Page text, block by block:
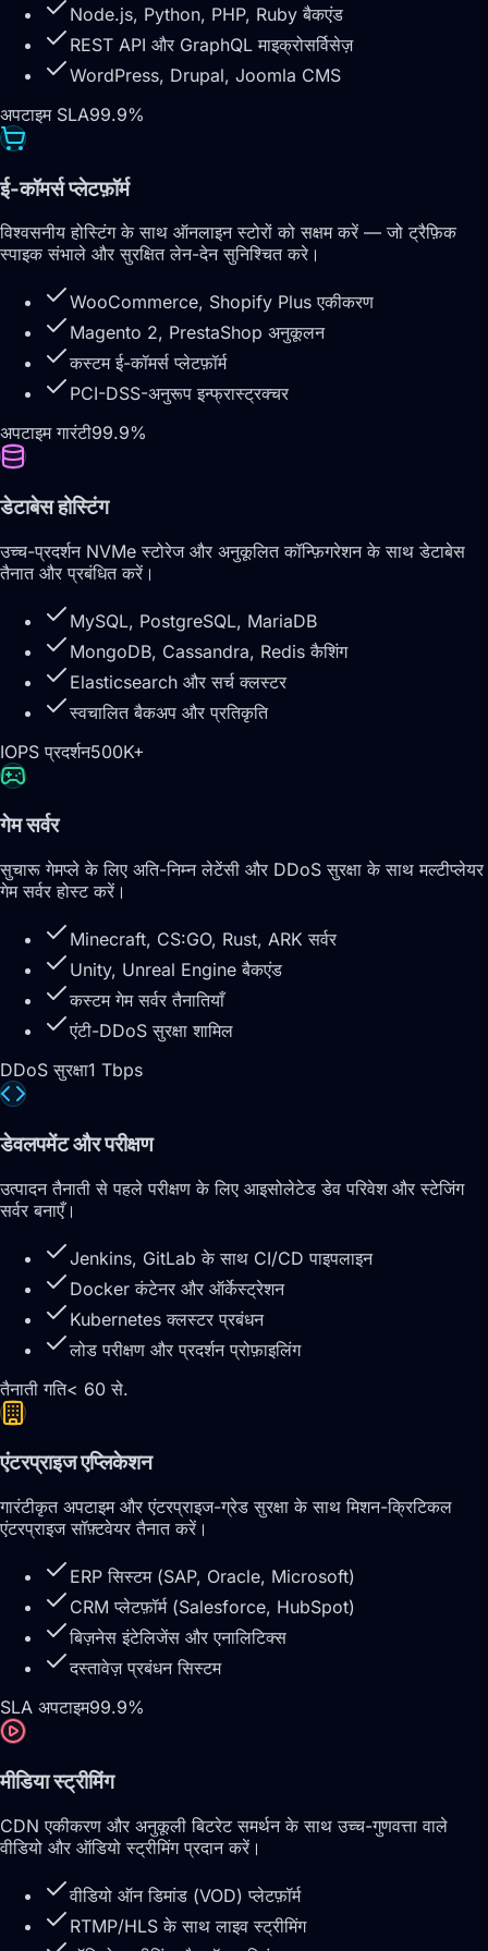
Node.js, Python, PHP, Ruby बैकएंड
REST API और GraphQL माइक्रोसर्विसेज़
WordPress, Drupal, Joomla CMS
अपटाइम SLA99.9%
ई-कॉमर्स प्लेटफ़ॉर्म
विश्वसनीय होस्टिंग के साथ ऑनलाइन स्टोरों को सक्षम करें — जो ट्रैफ़िक
स्पाइक संभाले और सुरक्षित लेन-देन सुनिश्चित करे।
WooCommerce, Shopify Plus एकीकरण
Magento 2, PrestaShop अनुकूलन
कस्टम ई-कॉमर्स प्लेटफ़ॉर्म
PCI-DSS-अनुरूप इन्फ्रास्ट्रक्चर
अपटाइम गारंटी99.9%
डेटाबेस होस्टिंग
उच्च-प्रदर्शन NVMe स्टोरेज और अनुकूलित कॉन्फ़िगरेशन के साथ डेटाबेस
तैनात और प्रबंधित करें।
MySQL, PostgreSQL, MariaDB
MongoDB, Cassandra, Redis कैशिंग
Elasticsearch और सर्च क्लस्टर
स्वचालित बैकअप और प्रतिकृति
IOPS प्रदर्शन500K+
गेम सर्वर
सुचारू गेमप्ले के लिए अति-निम्न लेटेंसी और DDoS सुरक्षा के साथ मल्टीप्लेयर
गेम सर्वर होस्ट करें।
Minecraft, CS:GO, Rust, ARK सर्वर
Unity, Unreal Engine बैकएंड
कस्टम गेम सर्वर तैनातियाँ
एंटी-DDoS सुरक्षा शामिल
DDoS सुरक्षा1 Tbps
डेवलपमेंट और परीक्षण
उत्पादन तैनाती से पहले परीक्षण के लिए आइसोलेटेड डेव परिवेश और स्टेजिंग
सर्वर बनाएँ।
Jenkins, GitLab के साथ CI/CD पाइपलाइन
Docker कंटेनर और ऑर्केस्ट्रेशन
Kubernetes क्लस्टर प्रबंधन
लोड परीक्षण और प्रदर्शन प्रोफ़ाइलिंग
तैनाती गति< 60 से.
एंटरप्राइज एप्लिकेशन
गारंटीकृत अपटाइम और एंटरप्राइज-ग्रेड सुरक्षा के साथ मिशन-क्रिटिकल
एंटरप्राइज सॉफ़्टवेयर तैनात करें।
ERP सिस्टम (SAP, Oracle, Microsoft)
CRM प्लेटफ़ॉर्म (Salesforce, HubSpot)
बिज़नेस इंटेलिजेंस और एनालिटिक्स
दस्तावेज़ प्रबंधन सिस्टम
SLA अपटाइम99.9%
मीडिया स्ट्रीमिंग
CDN एकीकरण और अनुकूली बिटरेट समर्थन के साथ उच्च-गुणवत्ता वाले
वीडियो और ऑडियो स्ट्रीमिंग प्रदान करें।
वीडियो ऑन डिमांड (VOD) प्लेटफ़ॉर्म
RTMP/HLS के साथ लाइव स्ट्रीमिंग